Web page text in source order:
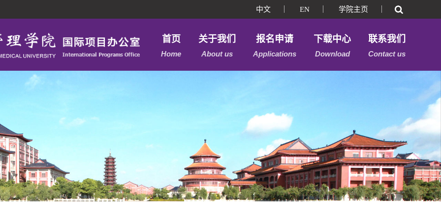
中文 EN 学院主页
首页
Home
关于我们
About us
报名申请
Applications
下载中心
Download
联系我们
Contact us